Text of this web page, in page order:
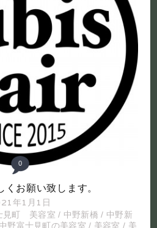
0
くお願い致します。
年1月1日
見町 美容室 / 中野新橋 / 中野新
野富士見町の美容室 / 美容室 / 美